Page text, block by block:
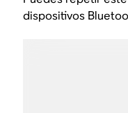
dispositivos